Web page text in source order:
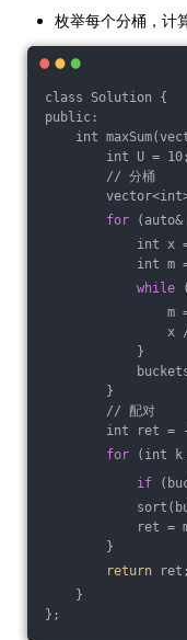
枚举每个分桶，计
class Solution {
public:
int
int U = 10;
// 分桶
vector<int>
for (auto&
int x =
int m =
while
m =
x /=
}
}
// 配对
int ret = -
for (int k
if
ret =
}
return ret;
}
};